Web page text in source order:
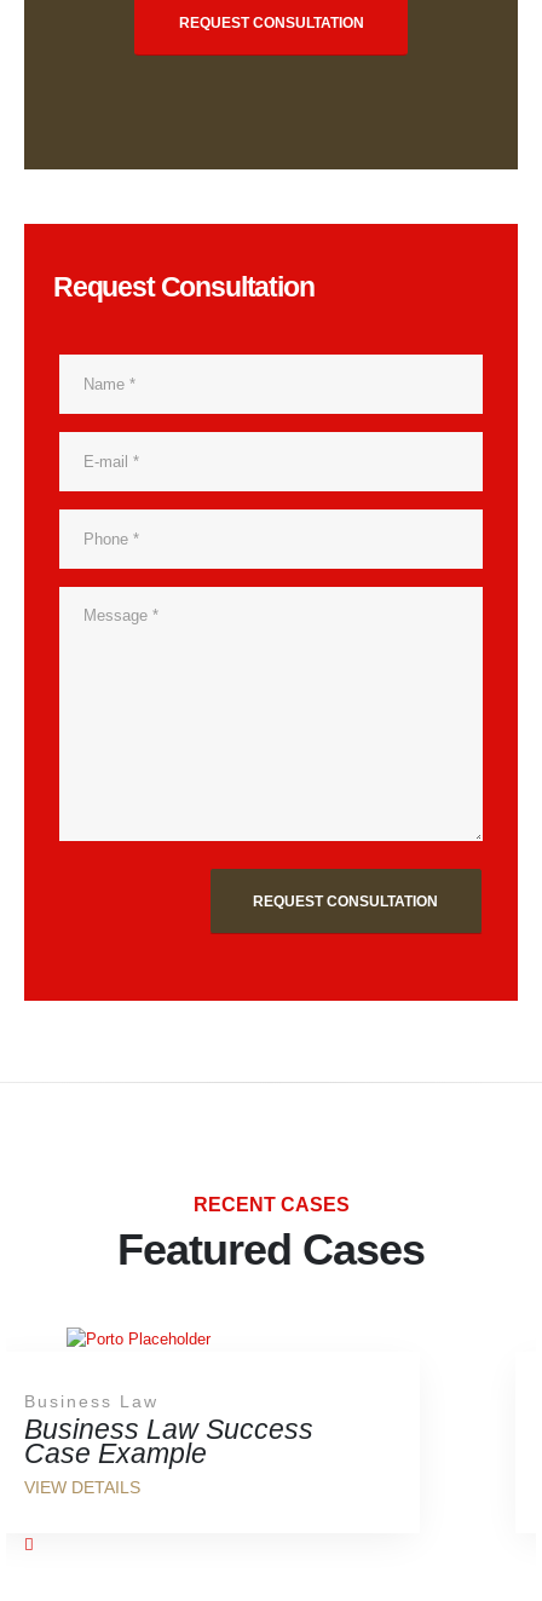
REQUEST CONSULTATION
Request Consultation
RECENT CASES
Featured Cases
Business Law Success
Case Example
Business Law